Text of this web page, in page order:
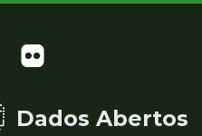
Dados Abertos